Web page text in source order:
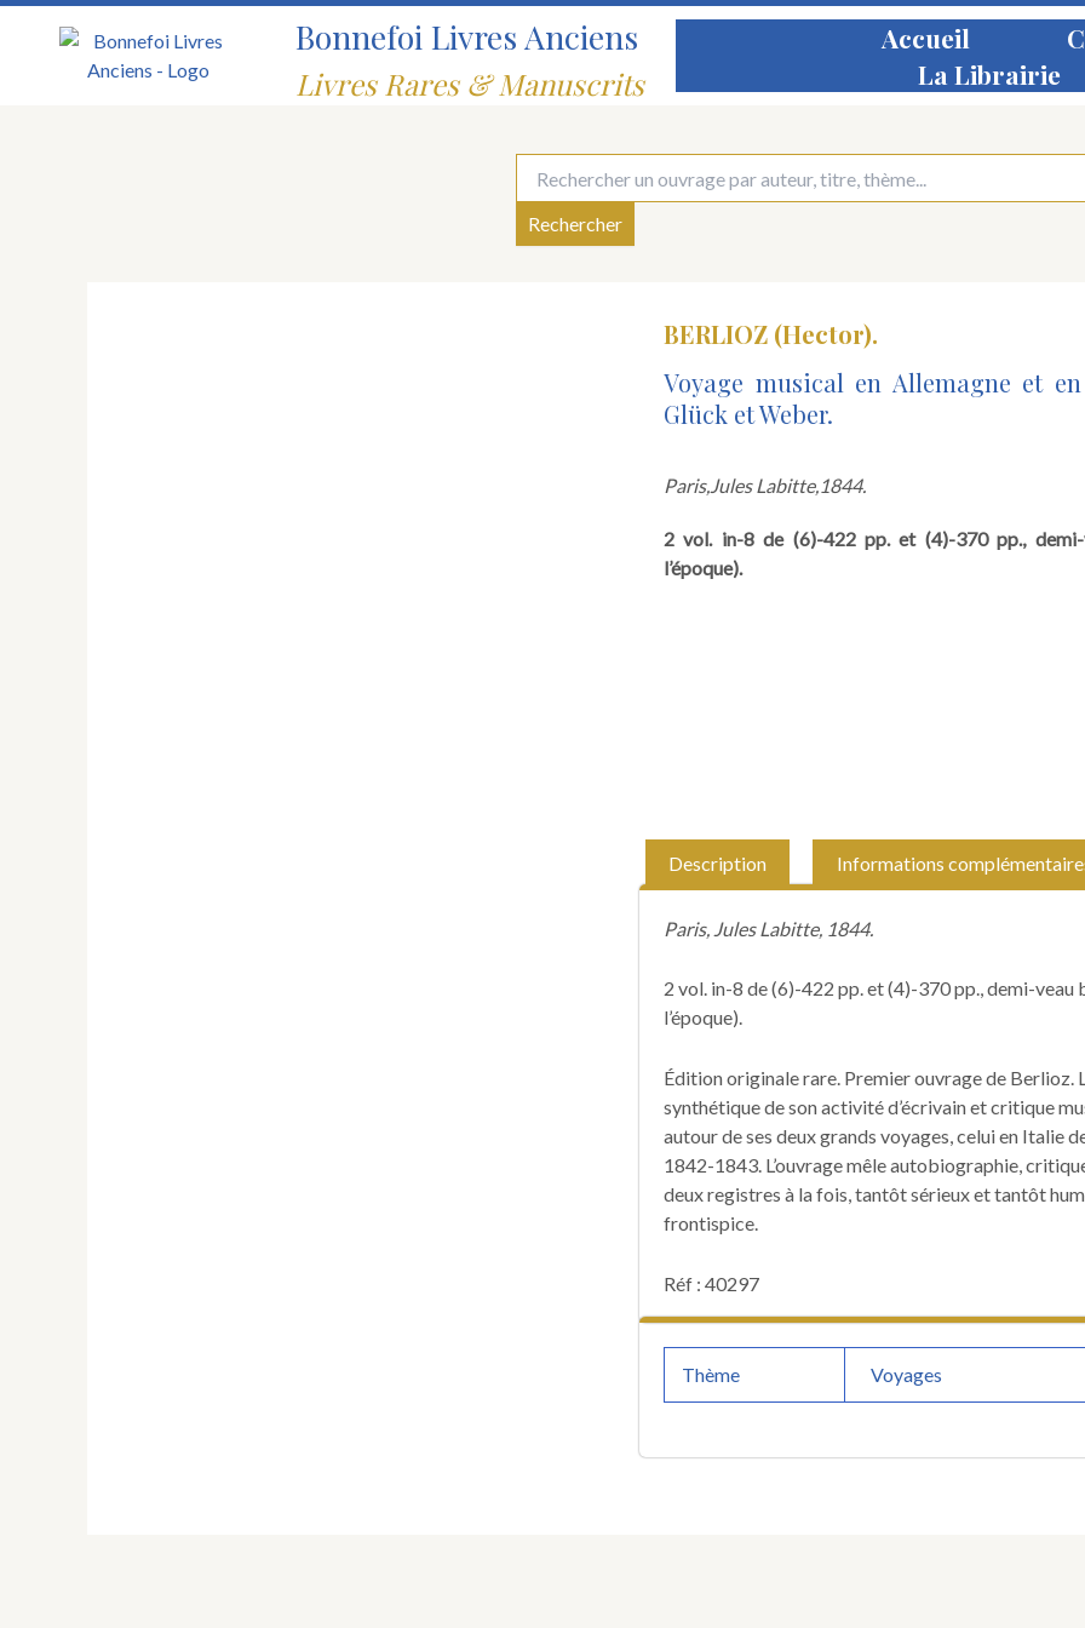
Aller
Bonnefoi Livres Anciens
Livres Rares & Manuscrits
Accueil
La Librairie
BERLIOZ (Hector).
Voyage musical en Allemagne et
Glück et Weber.
Paris,Jules Labitte, 1844.
2 vol. in-8 de (6)-422 pp. et (4)-370 pp.,
l’époque).
Description Informations
Paris, Jules Labitte, 1844.
2 vol. in-8 de (6)-422 pp. et (4)-370 pp., demi-veau
l’époque).
Édition originale rare. Premier ouvrage de Berlioz.
synthétique de son activité d’écrivain et critique
autour de ses deux grands voyages, celui en Italie
1842-1843. L’ouvrage mêle autobiographie,
deux registres à la fois, tantôt sérieux et tantôt
frontispice.
Réf : 40297
Thème Voyages